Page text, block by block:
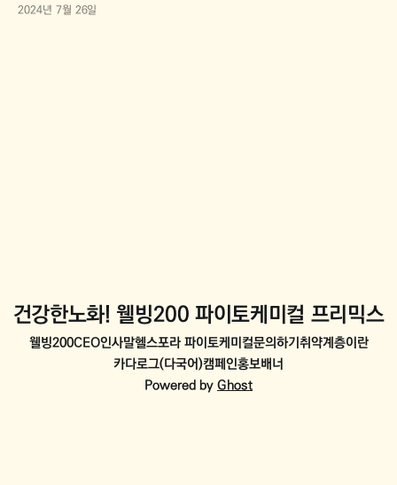
가는 건강이 걱정되더라고요. 그래서 다시 20년은 청년처럼 일하려면
2024년 7월 26일
건강한노화! 웰빙200 파이토케미컬 프리믹스
웰빙200CEO인사말헬스포라 파이토케미컬문의하기취약계층이란
카다로그(다국어)캠페인홍보배너
Powered byGhost